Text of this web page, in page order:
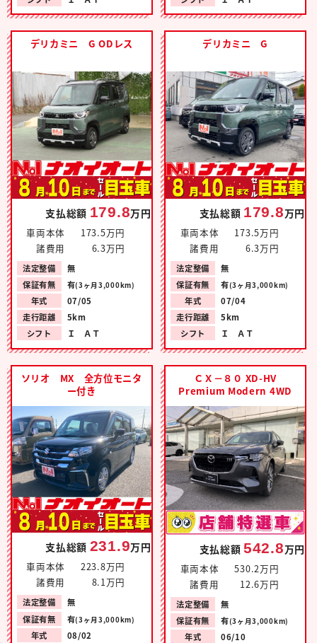
デリカミニ G ODレス
支払総額 179.8万円
車両本体
173.5万円
諸費用
6.3万円
法定整備
無
保証有無
有(3ヶ月3,000km)
年式
07/05
走行距離
5km
シフト
Ｉ ＡＴ
デリカミニ G
支払総額 179.8万円
車両本体
173.5万円
諸費用
6.3万円
法定整備
無
保証有無
有(3ヶ月3,000km)
年式
07/04
走行距離
5km
シフト
Ｉ ＡＴ
ソリオ MX 全方位モニタ
ー付き
支払総額 231.9万円
車両本体
223.8万円
諸費用
8.1万円
法定整備
無
保証有無
有(3ヶ月3,000km)
年式
08/02
ＣＸ－８０ XD-HV
Premium Modern 4WD
支払総額542.8万円
車両本体
530.2万円
諸費用
12.6万円
法定整備
無
保証有無
有(3ヶ月3,000km)
年式
06/10